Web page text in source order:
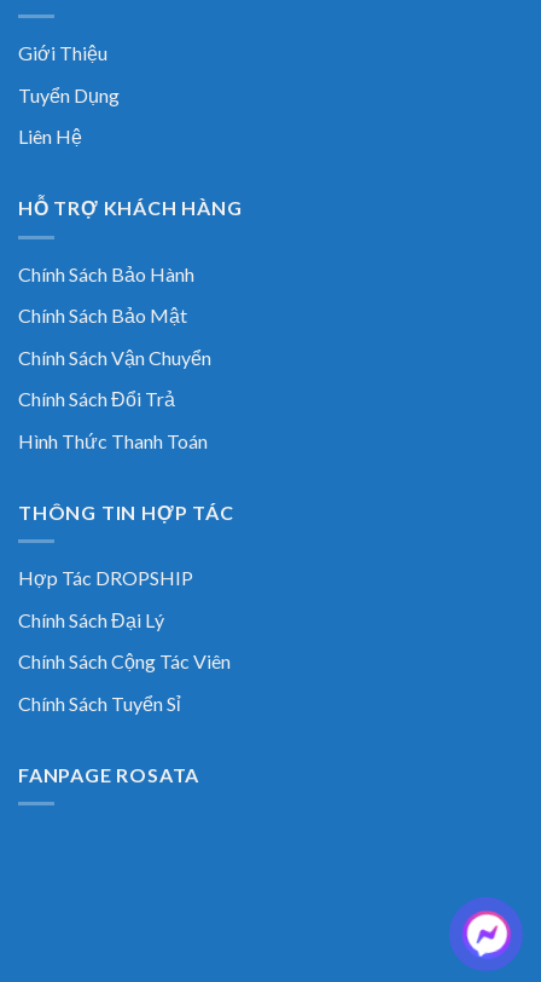
Giới Thiệu
Tuyển Dụng
Liên Hệ
HỖ TRỢ KHÁCH HÀNG
Chính Sách Bảo Hành
Chính Sách Bảo Mật
Chính Sách Vận Chuyển
Chính Sách Đổi Trả
Hình Thức Thanh Toán
THÔNG TIN HỢP TÁC
Hợp Tác DROPSHIP
Chính Sách Đại Lý
Chính Sách Cộng Tác Viên
Chính Sách Tuyển Sỉ
FANPAGE ROSATA